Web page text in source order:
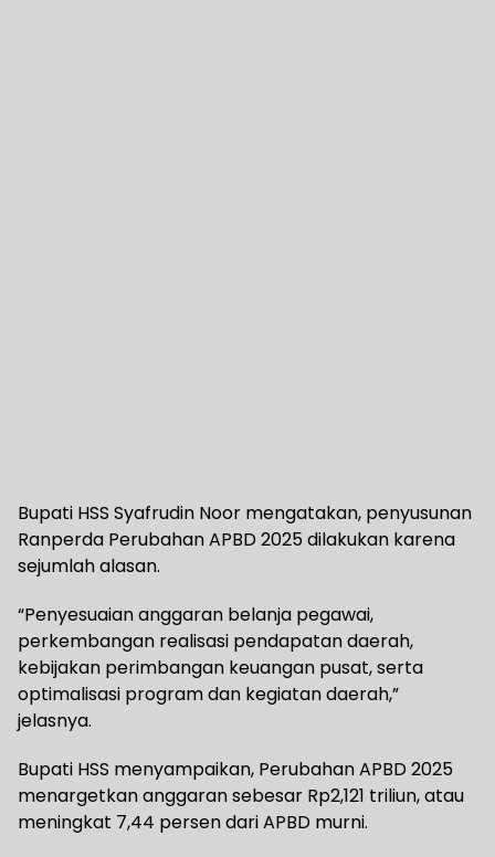
Bupati HSS Syafrudin Noor mengatakan, penyusunan
Ranperda Perubahan APBD 2025 dilakukan karena
sejumlah alasan.
“Penyesuaian anggaran belanja pegawai,
perkembangan realisasi pendapatan daerah,
kebijakan perimbangan keuangan pusat, serta
optimalisasi program dan kegiatan daerah,”
jelasnya.
Bupati HSS menyampaikan, Perubahan APBD 2025
menargetkan anggaran sebesar Rp2,121 triliun, atau
meningkat 7,44 persen dari APBD murni.